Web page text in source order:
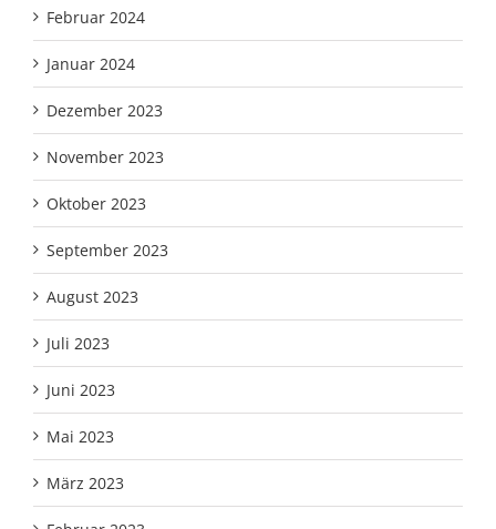
Februar 2024
Januar 2024
Dezember 2023
November 2023
Oktober 2023
September 2023
August 2023
Juli 2023
Juni 2023
Mai 2023
März 2023